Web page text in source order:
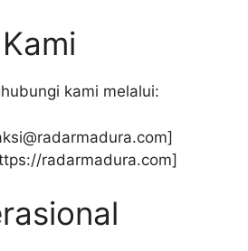
kami melalui:
]
radarmadura.com]